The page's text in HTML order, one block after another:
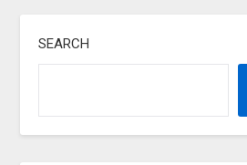
SEARCH